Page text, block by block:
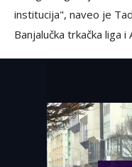
institucija", naveo je
Banjalučka trkačka liga